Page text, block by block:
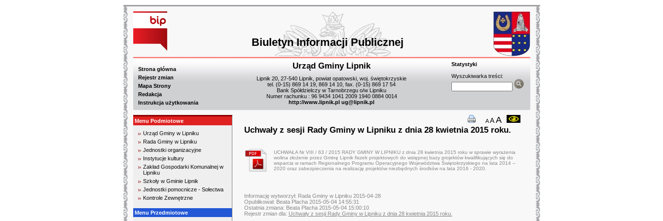
Biuletyn Informacji Publicznej
Strona główna
Rejestr zmian
Mapa Strony
Redakcja
Instrukcja użytkowania
Statystyki
Wyszukiwarka treści:
Urząd Gminy Lipnik
Lipnik 20, 27-540 Lipnik, powiat opatowski, woj. świętokrzyskie
tel. (0-15) 869 14 19, 869 14 10, fax. (0-15) 869 17 54
Bank Spółdzielczy w Tarnobrzegu o/w Lipniku
Numer rachunku : 96 9434 1041 2009 1940 0884 0014
http://www.lipnik.pl ug@lipnik.pl
Menu Podmiotowe
Urząd Gminy w Lipniku
Rada Gminy w Lipniku
Jednostki organizacyjne
Instytucje kultury
Zakład Gospodarki Komunalnej w
Lipniku
Szkoły w Gminie Lipnik
Jednostki pomocnicze - Sołectwa
Kontrole Zewnętrzne
Menu Przedmiotowe
A A A
Uchwały z sesji Rady Gminy w Lipniku z dnia 28 kwietnia 2015 roku.
UCHWAŁA Nr VIII / 63 / 2015 RADY GMINY W LIPNIKU z dnia 28 kwietnia 2015 roku w sprawie wyrażenia
wolina złożenie przez Gminę Lipnik fiszek projektowych do wstępnej bazy projektów kwalifikujących się do
wsparcia w ramach Regionalnego Programu Operacyjnego Województwa Świętokrzyskiego na lata 2014 –
2020 oraz zabezpieczenia na realizację projektów niezbędnych środków na lata 2016 - 2020.
Informację wytworzył: Rada Gminy w Lipniku 2015-04-28
Opublikował: Beata Placha 2015-05-04 14:55:31
Ostatnia zmiana: Beata Placha 2015-05-04 15:00:10
Rejestr zmian dla: Uchwały z sesji Rady Gminy w Lipniku z dnia 28 kwietnia 2015 roku.